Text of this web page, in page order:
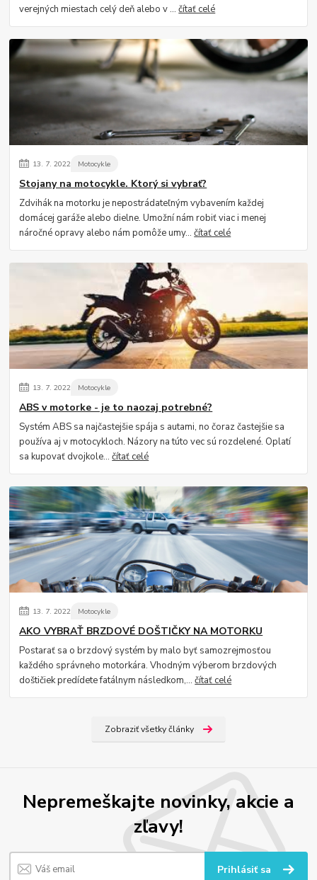
verejných miestach celý deň alebo v ...čítať celé
13. 7. 2022 Motocykle
Stojany na motocykle. Ktorý si vybrať?
Zdvihák na motorku je nepostrádateľným vybavením každej
domácej garáže alebo dielne. Umožní nám robiť viac i menej
náročné opravy alebo nám pomôže umy...čítať celé
13. 7. 2022 Motocykle
ABS v motorke - je to naozaj potrebné?
Systém ABS sa najčastejšie spája s autami, no čoraz častejšie sa
používa aj v motocykloch. Názory na túto vec sú rozdelené. Oplatí
sa kupovať dvojkole...čítať celé
13. 7. 2022 Motocykle
AKO VYBRAŤ BRZDOVÉ DOŠTIČKY NA MOTORKU
Postarať sa o brzdový systém by malo byť samozrejmosťou
každého správneho motorkára. Vhodným výberom brzdových
doštičiek predídete fatálnym následkom,...čítať celé
Zobraziť všetky články
Nepremeškajte novinky, akcie a
zľavy!
Prihlásiť sa